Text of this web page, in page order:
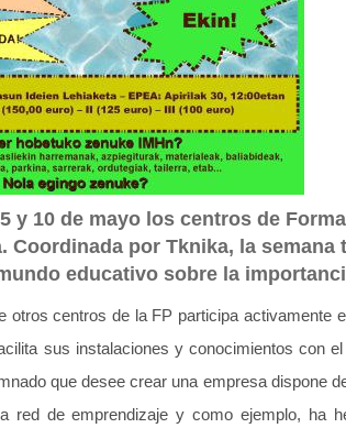
y 10 de mayo los centros de
Coordinada por Tknika, la
educativo sobre la
otros centros de la FP participa
sus instalaciones y conocimientos con
que desee crear una empresa dispone
red de emprendizaje y como ejemplo, ha